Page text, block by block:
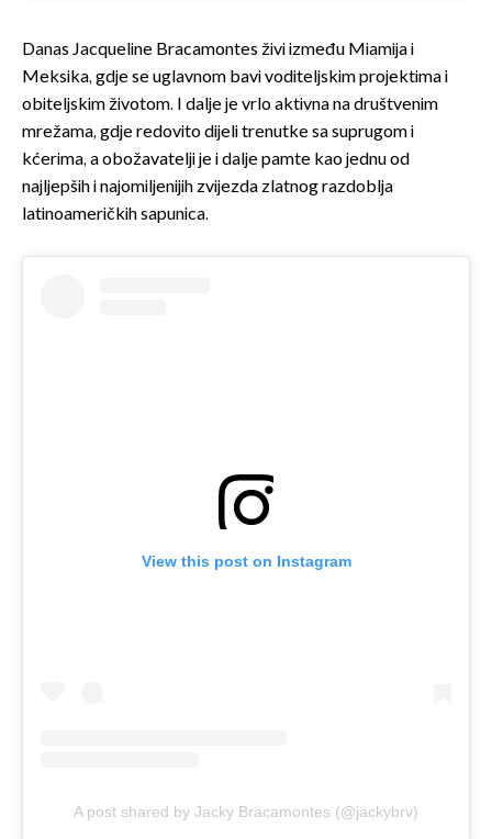
Danas Jacqueline Bracamontes živi između Miamija i
Meksika, gdje se uglavnom bavi voditeljskim projektima i
obiteljskim životom. I dalje je vrlo aktivna na društvenim
mrežama, gdje redovito dijeli trenutke sa suprugom i
kćerima, a obožavatelji je i dalje pamte kao jednu od
najljepših i najomiljenijih zvijezda zlatnog razdoblja
latinoameričkih sapunica.
View this post on Instagram
A post shared by Jacky Bracamontes (@jackybrv)